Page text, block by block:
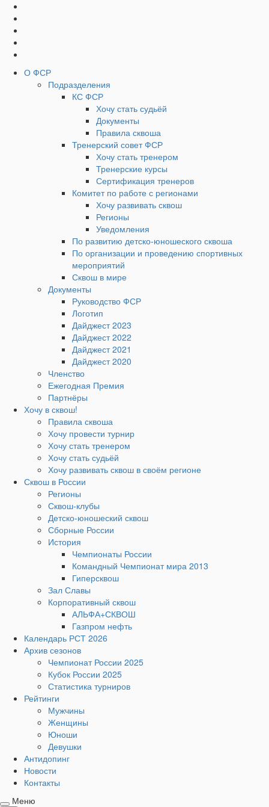
Наверх
Социальные
кнопки
Верхнее
Меню
О ФСР
Подразделения
КС ФСР
Хочу стать судьёй
Документы
Правила сквоша
Тренерский совет ФСР
Хочу стать тренером
Тренерские курсы
Сертификация тренеров
Комитет по работе с регионами
Хочу развивать сквош
Регионы
Уведомления
По развитию детско-юношеского сквоша
По организации и проведению спортивных
мероприятий
Сквош в мире
Документы
Руководство ФСР
Логотип
Дайджест 2023
Дайджест 2022
Дайджест 2021
Дайджест 2020
Членство
Ежегодная Премия
Партнёры
Хочу в сквош!
Правила сквоша
Хочу провести турнир
Хочу стать тренером
Хочу стать судьёй
Хочу развивать сквош в своём регионе
Сквош в России
Регионы
Сквош-клубы
Детско-юношеский сквош
Сборные России
История
Чемпионаты России
Командный Чемпионат мира 2013
Гиперсквош
Зал Славы
Корпоративный сквош
АЛЬФА+СКВОШ
Газпром нефть
Календарь РСТ 2026
Архив сезонов
Чемпионат России 2025
Кубок России 2025
Статистика турниров
Рейтинги
Мужчины
Женщины
Юноши
Девушки
Антидопинг
Новости
Контакты
Меню